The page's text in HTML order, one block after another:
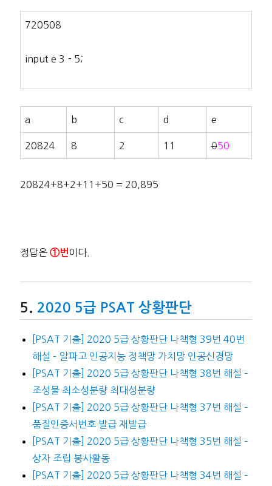
720508
input e 3－5;
a b c d e
20824 8 2 11 050
20824+8+2+11+50 = 20,895
정답은①번 이다.
2020 5급 PSAT 상황판단
[PSAT 기출] 2020 5급 상황판단 나책형 39번 40번
해설 – 알파고 인공지능 정책망 가치망 인공신경망
[PSAT 기출] 2020 5급 상황판단 나책형 38번 해설 –
조성물 최소성분량 최대성분량
[PSAT 기출] 2020 5급 상황판단 나책형 37번 해설 –
품질인증서번호 발급 재발급
[PSAT 기출] 2020 5급 상황판단 나책형 35번 해설 –
상자 조립 봉사활동
[PSAT 기출] 2020 5급 상황판단 나책형 34번 해설 –